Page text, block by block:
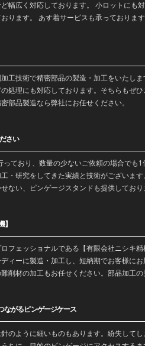
幅広く対応しております。 小ロットにも
ります。 あす着サービスも承っておりま
工技術で精密部品の製造・ 加工をいたし
処理にも対応しております。そちらもぜ
部品製造なら弊社にお任せください。
さい
ており、数量の少ないご依頼の場合で
・ 研究をしてきた実績と技術がございます
ない、ピンゲージスタンドも提供してお
フェッショナルである【有限会社ニシキ
ィーに製造・加工し、短納期でお客様に
削材の加工もお任せください。部品加工
ながるピンゲージケース
のように細いものもあります。紛失して